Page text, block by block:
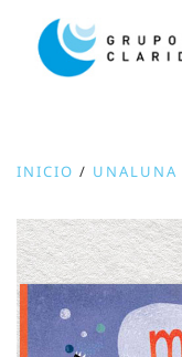
INICIO / UNALUNA